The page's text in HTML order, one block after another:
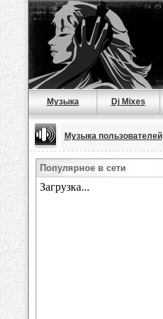
Музыка Dj Mixes
Музыка пользователей
Популярное в сети